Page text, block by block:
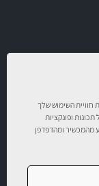
חוויית השימוש שלך
ופונקציות
מהמכשיר ומהדפדפן